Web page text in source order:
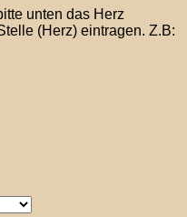
unten das Herz
(Herz) eintragen. Z.B: